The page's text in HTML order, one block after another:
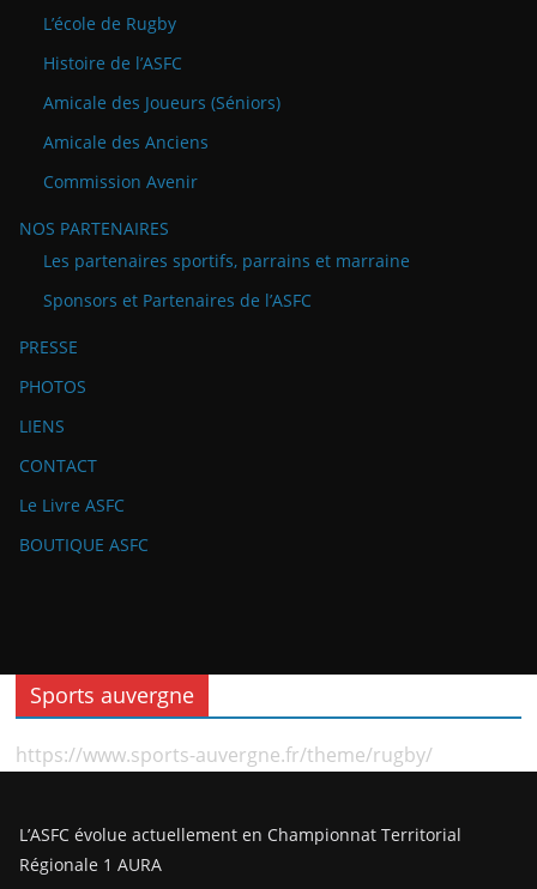
L’école de Rugby
Histoire de l’ASFC
Amicale des Joueurs (Séniors)
Amicale des Anciens
Commission Avenir
NOS PARTENAIRES
Les partenaires sportifs, parrains et marraine
Sponsors et Partenaires de l’ASFC
PRESSE
PHOTOS
LIENS
CONTACT
Le Livre ASFC
BOUTIQUE ASFC
Sports auvergne
https://www.sports-auvergne.fr/theme/rugby/
L’ASFC évolue actuellement en Championnat Territorial
Régionale 1 AURA